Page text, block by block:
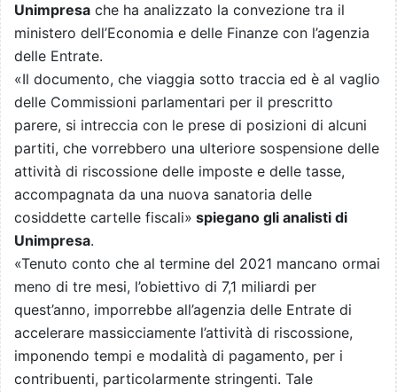
Unimpresa che ha analizzato la convezione tra il
ministero dell’Economia e delle Finanze con l’agenzia
delle Entrate.
«Il documento, che viaggia sotto traccia ed è al vaglio
delle Commissioni parlamentari per il prescritto
parere, si intreccia con le prese di posizioni di alcuni
partiti, che vorrebbero una ulteriore sospensione delle
attività di riscossione delle imposte e delle tasse,
accompagnata da una nuova sanatoria delle
cosiddette cartelle fiscali» spiegano gli analisti di
Unimpresa.
«Tenuto conto che al termine del 2021 mancano ormai
meno di tre mesi, l’obiettivo di 7,1 miliardi per
quest’anno, imporrebbe all’agenzia delle Entrate di
accelerare massicciamente l’attività di riscossione,
imponendo tempi e modalità di pagamento, per i
contribuenti, particolarmente stringenti. Tale